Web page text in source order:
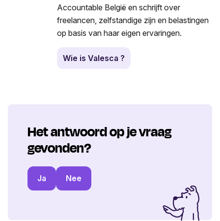
Accountable België en schrijft over
freelancen, zelfstandige zijn en belastingen
op basis van haar eigen ervaringen.
Wie is Valesca ?
Het antwoord op je vraag
gevonden?
Ja Nee